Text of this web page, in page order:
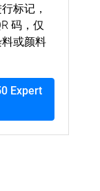
标记，
码，仅
或颜料
Expert